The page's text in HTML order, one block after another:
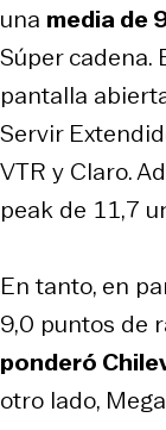
una media de
Súper cadena.
pantalla
Servir
VTR y Claro.
peak de 11,7
En tanto, en
9,0 puntos de
ponderó
otro lado,